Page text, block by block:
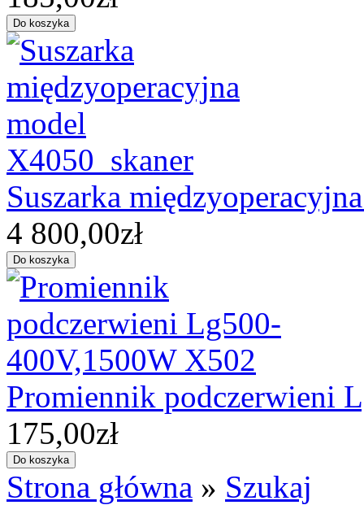
Suszarka
4 800,00zł
Promiennik podczerwieni
175,00zł
Strona główna » Szukaj